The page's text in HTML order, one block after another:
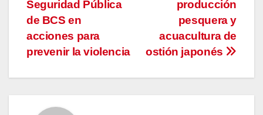
de
entradas
producción
pesquera y
acuacultura de
ostión japonés
Seguridad Pública
de BCS en
acciones para
prevenir la violencia